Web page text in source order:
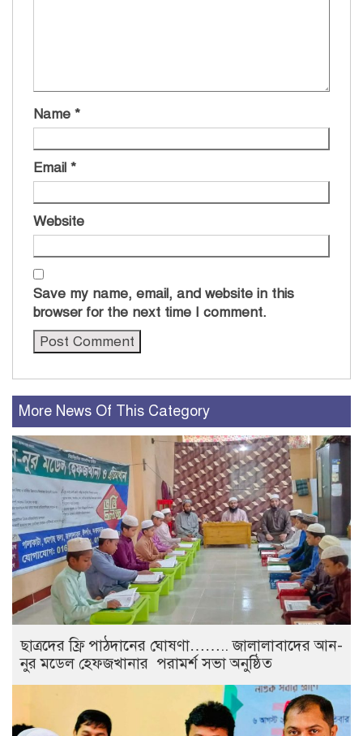
Name *
Email *
Website
Save my name, email, and website in this
browser for the next time I comment.
More News Of This Category
ছাত্রদের ফ্রি পাঠদানের ঘোষণা…….. জালালাবাদের আন-
নুর মডেল হেফজখানার পরামর্শ সভা অনুষ্ঠিত